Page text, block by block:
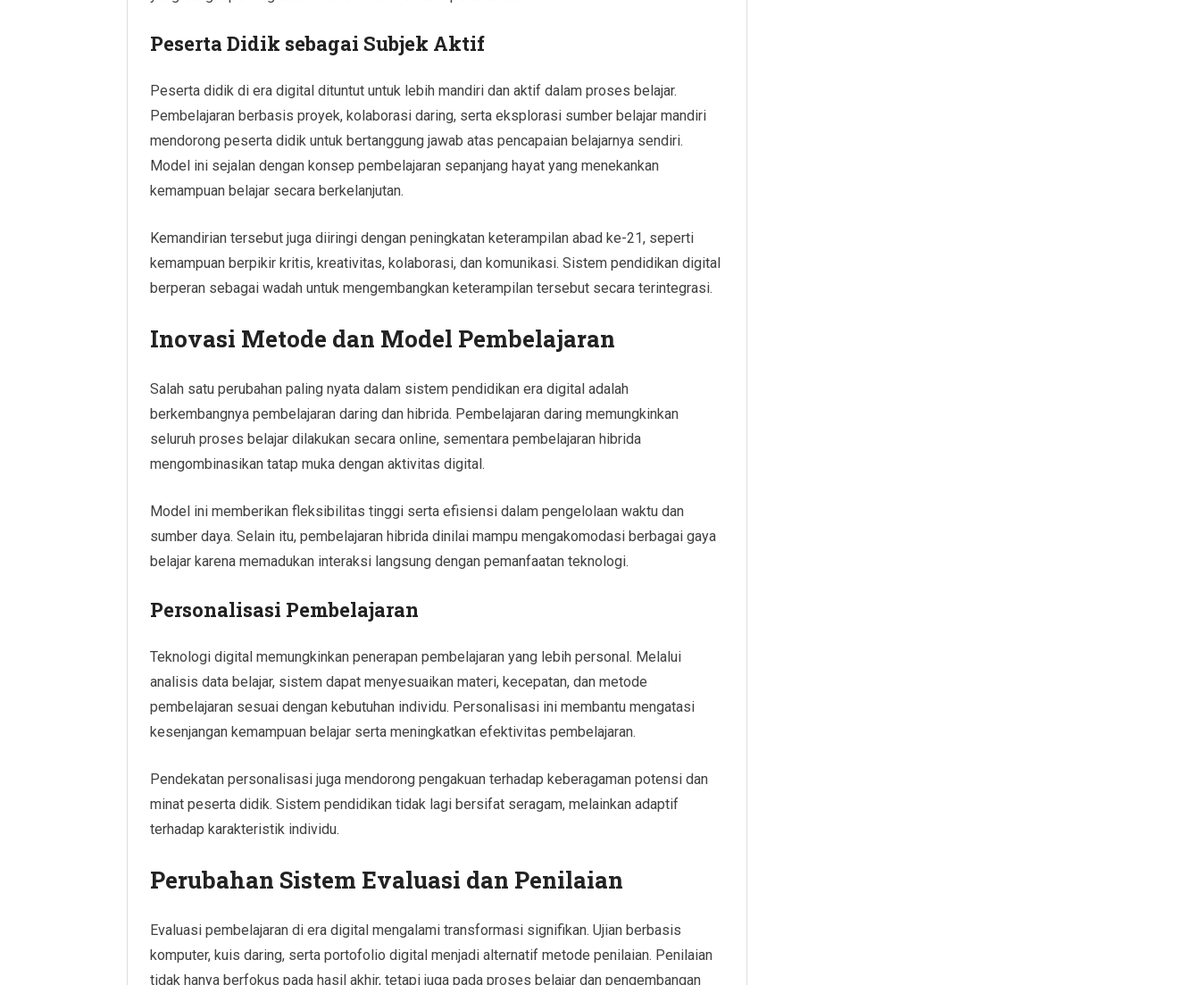
Peserta Didik sebagai Subjek Aktif
Peserta didik di era digital dituntut untuk lebih mandiri dan aktif dalam proses belajar.
Pembelajaran berbasis proyek, kolaborasi daring, serta eksplorasi sumber belajar mandiri
mendorong peserta didik untuk bertanggung jawab atas pencapaian belajarnya sendiri.
Model ini sejalan dengan konsep pembelajaran sepanjang hayat yang menekankan
kemampuan belajar secara berkelanjutan.
Kemandirian tersebut juga diiringi dengan peningkatan keterampilan abad ke-21, seperti
kemampuan berpikir kritis, kreativitas, kolaborasi, dan komunikasi. Sistem pendidikan digital
berperan sebagai wadah untuk mengembangkan keterampilan tersebut secara terintegrasi.
Inovasi Metode dan Model Pembelajaran
Salah satu perubahan paling nyata dalam sistem pendidikan era digital adalah
berkembangnya pembelajaran daring dan hibrida. Pembelajaran daring memungkinkan
seluruh proses belajar dilakukan secara online, sementara pembelajaran hibrida
mengombinasikan tatap muka dengan aktivitas digital.
Model ini memberikan fleksibilitas tinggi serta efisiensi dalam pengelolaan waktu dan
sumber daya. Selain itu, pembelajaran hibrida dinilai mampu mengakomodasi berbagai gaya
belajar karena memadukan interaksi langsung dengan pemanfaatan teknologi.
Personalisasi Pembelajaran
Teknologi digital memungkinkan penerapan pembelajaran yang lebih personal. Melalui
analisis data belajar, sistem dapat menyesuaikan materi, kecepatan, dan metode
pembelajaran sesuai dengan kebutuhan individu. Personalisasi ini membantu mengatasi
kesenjangan kemampuan belajar serta meningkatkan efektivitas pembelajaran.
Pendekatan personalisasi juga mendorong pengakuan terhadap keberagaman potensi dan
minat peserta didik. Sistem pendidikan tidak lagi bersifat seragam, melainkan adaptif
terhadap karakteristik individu.
Perubahan Sistem Evaluasi dan Penilaian
Evaluasi pembelajaran di era digital mengalami transformasi signifikan. Ujian berbasis
komputer, kuis daring, serta portofolio digital menjadi alternatif metode penilaian. Penilaian
tidak hanya berfokus pada hasil akhir, tetapi juga pada proses belajar dan pengembangan